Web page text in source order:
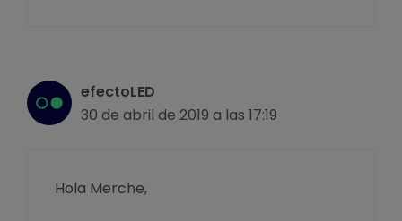
efectoLED
30 de abril de 2019 a las 17:19
Hola Merche,